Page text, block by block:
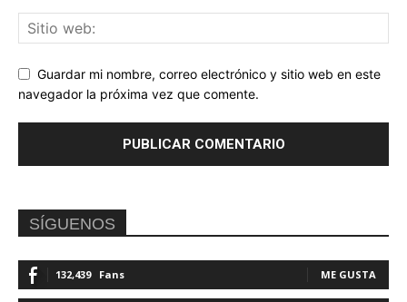
Guardar mi nombre, correo electrónico y sitio web en este
navegador la próxima vez que comente.
SÍGUENOS
132,439 Fans ME GUSTA